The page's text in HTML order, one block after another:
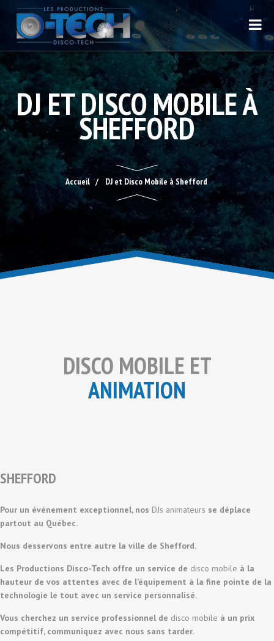
DJ ET DISCO MOBILE À
SHEFFORD
Accueil DJ et Disco Mobile à Shefford
DISCO MOBILE ET
ANIMATION
SHEFFORD
Pour un événement exceptionnel, nos DJs animateurs se déplace
partout au Québec.
Nous desservons entre autre la ville de Shefford.
Les Productions Disco-Tech offre un service de disco mobile à la
hauteur de vos attentes avec de l’équipement à la fine pointe de la
technologie le tout avec un service personnalisé.
Vous cherchez un service professionnel de disco mobile à un prix
compétitif, communiquez avec nous sans tarder.